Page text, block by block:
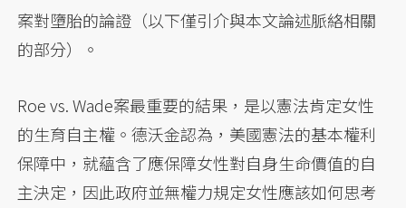
案對墮胎的論證（以下僅引介與本文論述脈絡相關
的部分）。
Roe vs. Wade案最重要的結果，是以憲法肯定女性
的生育自主權。德沃金認為，美國憲法的基本權利
保障中，就蘊含了應保障女性對自身生命價值的自
主決定，因此政府並無權力規定女性應該如何思考